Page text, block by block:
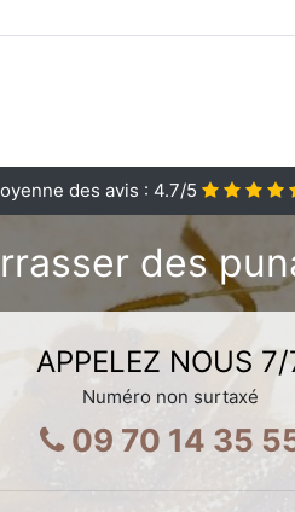
des avis : 4.7/5
des
APPELEZ NOUS 7/
Numéro non surtaxé
09 70 14 35